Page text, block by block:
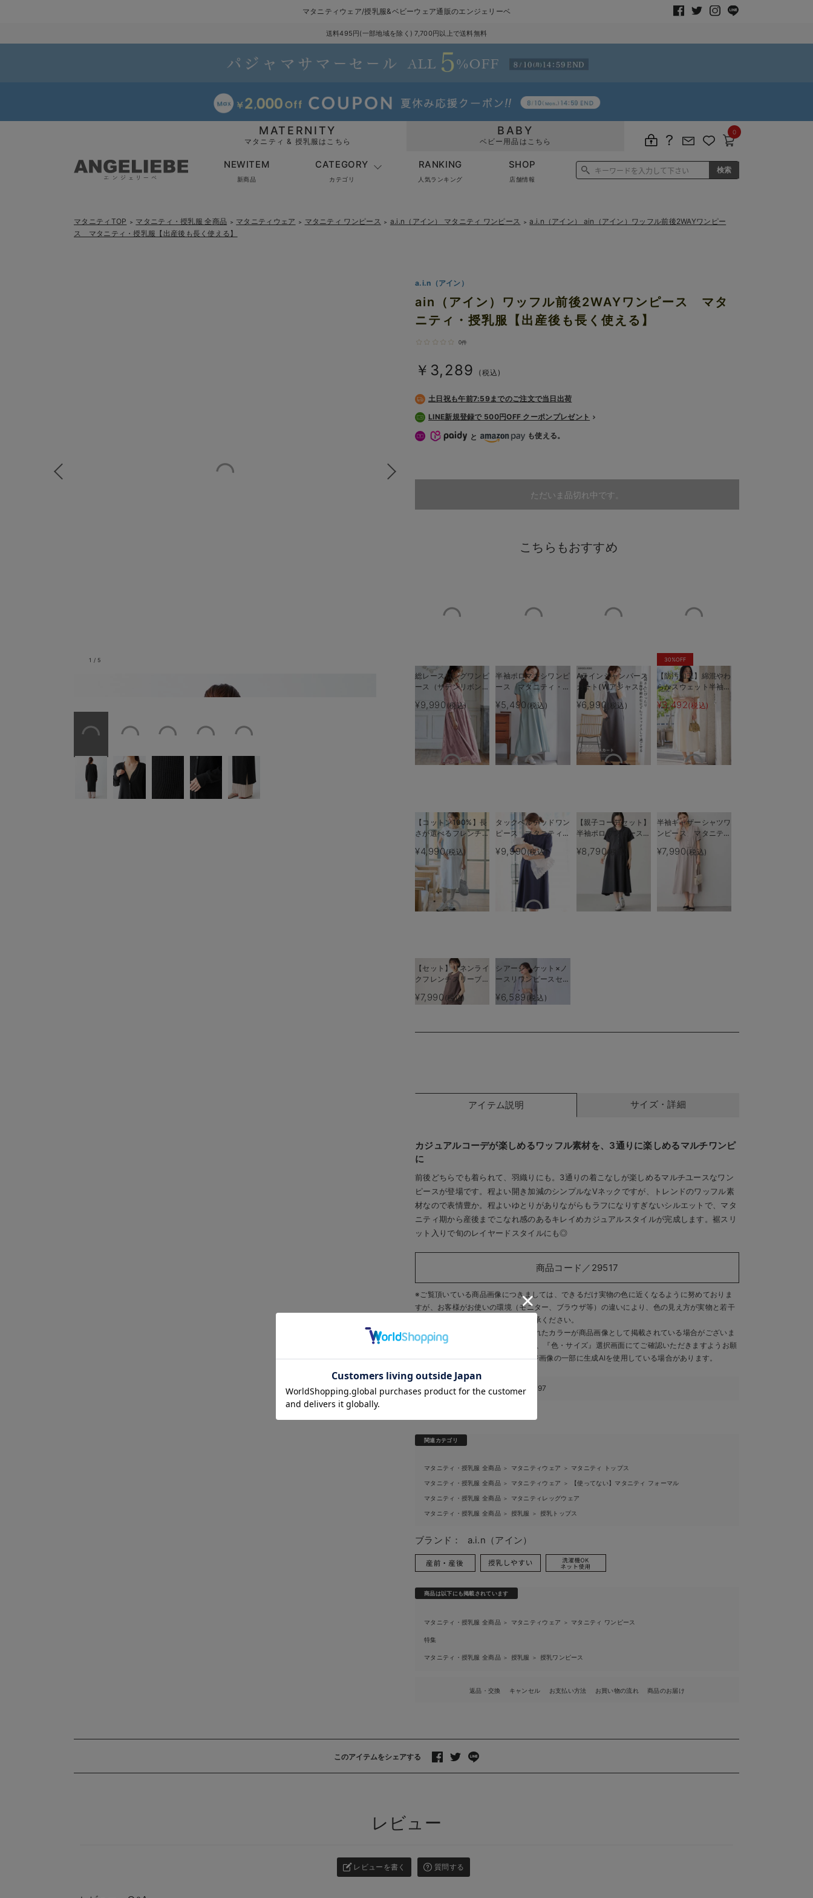
マタニティウェア/授乳服&ベビーウェア通販のエンジェリーベ
送料495円(一部地域を除く) 7,700円以上で送料無料
MATERNITY
マタニティ & 授乳服はこちら
BABY
ベビー用品はこちら
0
NEWITEM
新商品
CATEGORY
カテゴリ
RANKING
人気ランキング
SHOP
店舗情報
マタニティTOP ＞ マタニティ・授乳服 全商品 ＞ マタニティウェア ＞ マタニティ ワンピース ＞ a.i.n（アイン） マタニティ ワンピース ＞ a.i.n（アイン） ain（アイン）ワッフル前後2WAYワンピー
ス マタニティ・授乳服【出産後も長く使える】
バックスタイル 前開きデザインで授乳も楽々
1 / 5
a.i.n（アイン）
ain（アイン）ワッフル前後2WAYワンピース マタ
ニティ・授乳服【出産後も長く使える】
0件
￥3,289 (税込)
土日祝も午前7:59までのご注文で当日出荷
LINE新規登録で 500円OFF クーポンプレゼント
と も使える。
ただいま品切れ中です。
こちらもおすすめ
総レースロングワンピ
ース（サテンリボンベ
ルト付） マタニテ
ィ・授乳服【出産後も
長く使える】
¥9,990(税込)
半袖ポロマキシワンピ
ース マタニティ・授
乳服【出産後も長く使
える】
¥5,490 (税込)
Aラインジャンパース
カート(Wアジャスタ
ー付) マタニティ・
授乳服【出産後も長く
着られる】
¥6,990 (税込)
30%OFF
【防汚加工】綿混やわ
らかスウェット半袖フ
レアワンピース マタ
ニティ・産後【出産後
も長く使える】
¥3,492(税込)
【コットン100%】長
さが選べるフレンチス
リーブワンピース マ
タニティ・産後授乳服
【出産後も長く使え
る】
¥4,990(税込)
タックベルテッドワン
ピース マタニティ・
授乳服【出産後も長く
使える】
¥9,990(税込)
【親子コーデセット】
半袖ポロワンピース
（ひざ下丈）＆襟付き
ポロロンパース 出産
準備 ギフト マタニ
ティ・授乳服
¥8,790(税込)
半袖ギャザーシャツワ
ンピース マタニテ
ィ・産後授乳服【出産
後も長く使える】
¥7,990(税込)
【セット】リネンライ
クフレンチスリーブト
ップス＆セミフレアス
カートセットアップ
る】
¥7,990(税込)
シアージャケット×ノ
ースリワンピースセッ
ト マタニティ・産後
【産後も長く着れる】
¥6,589 (税込)
アイテム説明 サイズ・詳細
カジュアルコーデが楽しめるワッフル素材を、3通りに楽しめるマルチワンピ
に
前後どちらでも着られて、羽織りにも。3通りの着こなしが楽しめるマルチユースなワン
ピースが登場です。程よい開き加減のシンプルなVネックですが、トレンドのワッフル素
材なので表情豊か。程よいゆとりがありながらもラフになりすぎないシルエットで、マタ
ニティ期から産後までこなれ感のあるキレイめカジュアルスタイルが完成します。裾スリ
ット入りで旬のレイヤードスタイルにも◎
商品コード／29517
※ご覧頂いている商品画像につきましては、できるだけ実物の色に近くなるように努めておりま
すが、 お客様がお使いの環境（モニター、ブラウザ等）の違いにより、色の見え方が実物と若干
異なる場合がございます。予めご了承ください。
また、商品の機能説明の為、完売されたカラーが商品画像として掲載されている場合がございま
す。 販売中のカラーにつきましては、『色・サイズ』選択画面にてご確認いただきますようお願
いいたします。※商品画像・イメージ画像の一部に生成AIを使用している場合があります。
このアイテムのお気に入り登録数 97
関連カテゴリ
マタニティ・授乳服 全商品 ＞ マタニティウェア ＞ マタニティ トップス
マタニティ・授乳服 全商品 ＞ マタニティウェア ＞ 【使ってない】マタニティ フォーマル
マタニティ・授乳服 全商品 ＞ マタニティレッグウェア
マタニティ・授乳服 全商品 ＞ 授乳服 ＞ 授乳トップス
ブランド： a.i.n（アイン）
商品は以下にも掲載されています
マタニティ・授乳服 全商品 ＞ マタニティウェア ＞ マタニティ ワンピース
特集
マタニティ・授乳服 全商品 ＞ 授乳服 ＞ 授乳ワンピース
返品・交換 キャンセル お支払い方法 お買い物の流れ 商品のお届け
このアイテムをシェアする >
レビュー
レビューを書く 質問する
お気に入り商品を確認する